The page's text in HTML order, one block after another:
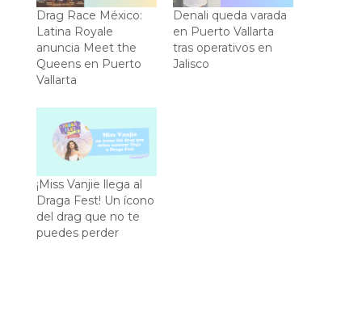
Drag Race México:
Latina Royale
anuncia Meet the
Queens en Puerto
Vallarta
Denali queda varada
en Puerto Vallarta
tras operativos en
Jalisco
¡Miss Vanjie llega al
Draga Fest! Un ícono
del drag que no te
puedes perder